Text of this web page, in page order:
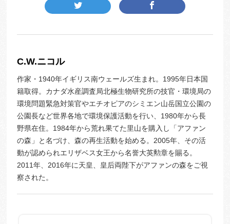
C.W.ニコル
作家・1940年イギリス南ウェールズ生まれ。1995年日本国
籍取得。カナダ水産調査局北極生物研究所の技官・環境局の
環境問題緊急対策官やエチオピアのシミエン山岳国立公園の
公園長など世界各地で環境保護活動を行い、1980年から長
野県在住。1984年から荒れ果てた里山を購入し「アファン
の森」と名づけ、森の再生活動を始める。2005年、その活
動が認められエリザベス女王から名誉大英勲章を賜る。
2011年、2016年に天皇、皇后両陛下がアファンの森をご視
察された。